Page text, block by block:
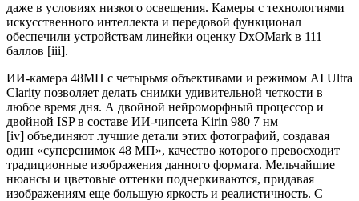
даже в условиях низкого освещения. Камеры с технологиями
искусственного интеллекта и передовой функционал
обеспечили устройствам линейки оценку DxOMark в 111
баллов [iii].
ИИ-камера 48МП с четырьмя объективами и режимом AI Ultra
Clarity позволяет делать снимки удивительной четкости в
любое время дня. А двойной нейроморфный процессор и
двойной ISP в составе ИИ-чипсета Kirin 980 7 нм
[iv] объединяют лучшие детали этих фотографий, создавая
один «суперснимок 48 МП», качество которого превосходит
традиционные изображения данного формата. Мельчайшие
нюансы и цветовые оттенки подчеркиваются, придавая
изображениям еще большую яркость и реалистичность. С